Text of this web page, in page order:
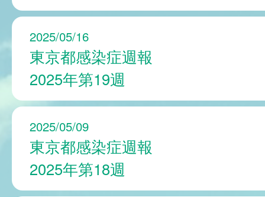
2025/05/16
東京都感染症週報
2025年第19週
2025/05/09
東京都感染症週報
2025年第18週